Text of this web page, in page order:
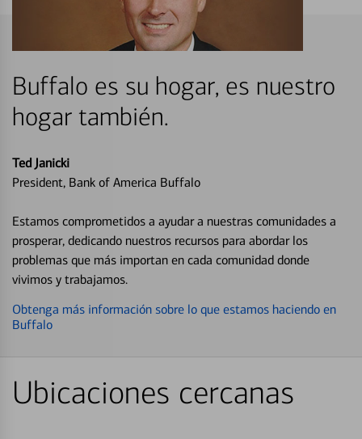
Buffalo es su hogar, es nuestro
hogar también.
Ted Janicki
President, Bank of America Buffalo
Estamos comprometidos a ayudar a nuestras comunidades a
prosperar, dedicando nuestros recursos para abordar los
problemas que más importan en cada comunidad donde
vivimos y trabajamos.
Obtenga más información sobre lo que estamos haciendo en
Buffalo
Ubicaciones cercanas